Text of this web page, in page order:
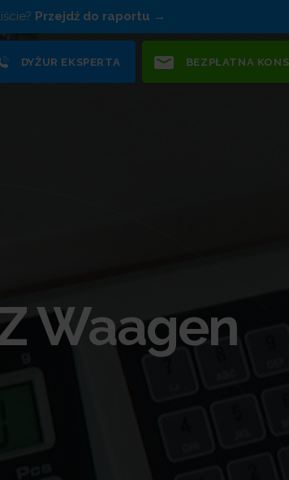
Przejdź do raportu
DYŻUR EKSPERTA BEZPŁATNA
Waagen